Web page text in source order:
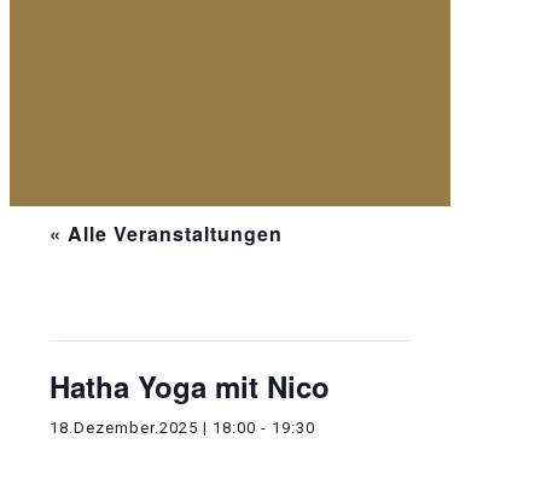
« Alle Veranstaltungen
Hatha Yoga mit Nico
18.Dezember.2025 | 18:00 - 19:30